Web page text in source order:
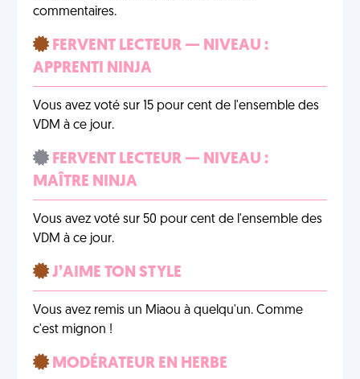
commentaires.
FERVENT LECTEUR — NIVEAU :
APPRENTI NINJA
Vous avez voté sur 15 pour cent de l'ensemble des
VDM à ce jour.
FERVENT LECTEUR — NIVEAU :
MAÎTRE NINJA
Vous avez voté sur 50 pour cent de l'ensemble des
VDM à ce jour.
J’AIME TON STYLE
Vous avez remis un Miaou à quelqu'un. Comme
c'est mignon !
MODÉRATEUR EN HERBE